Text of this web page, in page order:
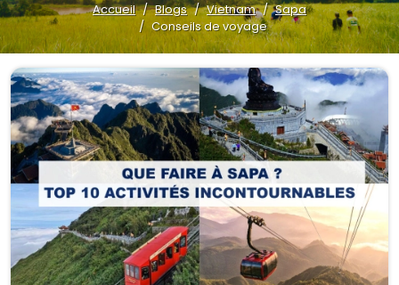
Accueil Blogs Vietnam
Sapa
Conseils de voyage